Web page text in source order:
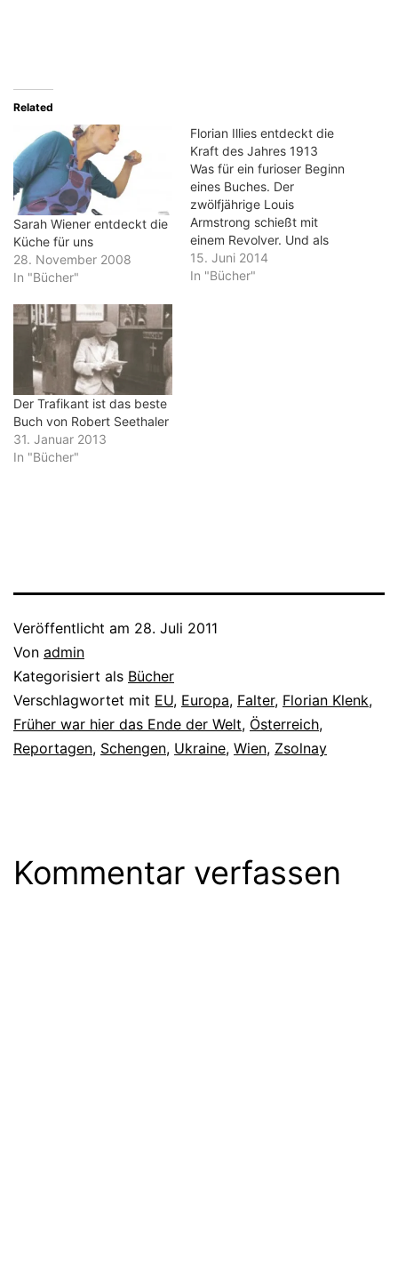
Related
Sarah Wiener entdeckt die
Küche für uns
28. November 2008
In "Bücher"
Florian Illies entdeckt die
Kraft des Jahres 1913
Was für ein furioser Beginn
eines Buches. Der
zwölfjährige Louis
Armstrong schießt mit
einem Revolver. Und als
nächstes betritt der bis
über beide Ohren verliebte
15. Juni 2014
In "Bücher"
Der Trafikant ist das beste
Buch von Robert Seethaler
31. Januar 2013
In "Bücher"
Veröffentlicht am 28. Juli 2011
Von admin
Kategorisiert als Bücher
Verschlagwortet mit EU, Europa, Falter, Florian Klenk,
Früher war hier das Ende der Welt, Österreich,
Reportagen, Schengen, Ukraine, Wien, Zsolnay
Kommentar verfassen